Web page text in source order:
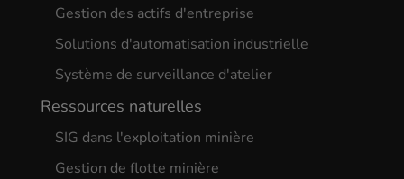
Gestion des actifs d'entreprise
Solutions d'automatisation industrielle
Système de surveillance d'atelier
Ressources naturelles
SIG dans l'exploitation minière
Gestion de flotte minière